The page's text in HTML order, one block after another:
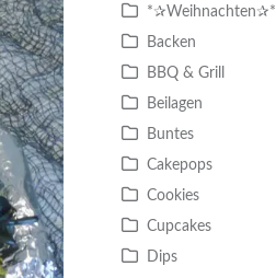
*✰Weihnachten✰*
Backen
BBQ & Grill
Beilagen
Buntes
Cakepops
Cookies
Cupcakes
Dips